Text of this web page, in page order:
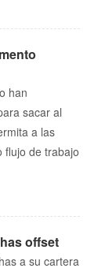
han
sacar al
a las
flujo de trabajo
offset
a su cartera